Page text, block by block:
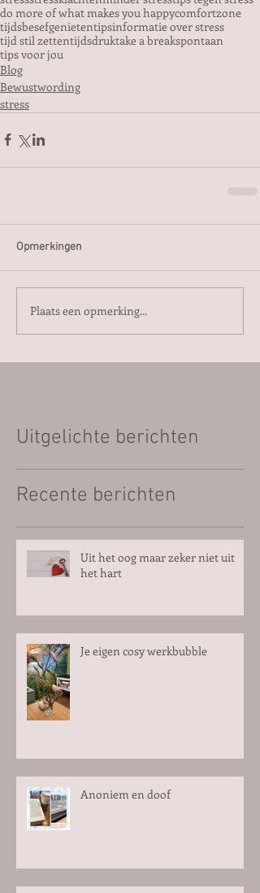
do more of what makes you happycomfortzone
tijdsbesefgenietentipsinformatie over stress
tijd stil zettentijdsdruktake a breakspontaan
tips voor jou
Blog
Bewustwording
stress
Opmerkingen
Plaats een opmerking...
Uitgelichte berichten
Recente berichten
Uit het oog maar zeker niet uit
het hart
Je eigen cosy werkbubble
Anoniem en doof